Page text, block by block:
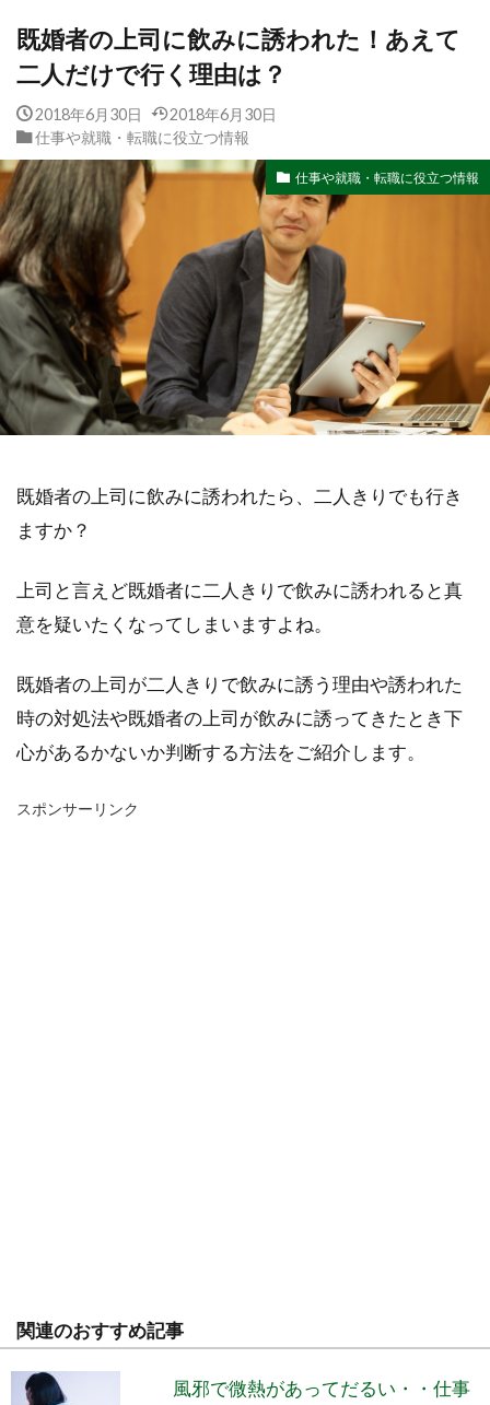
既婚者の上司に飲みに誘われた！あえて
二人だけで行く理由は？
2018年6月30日
2018年6月30日
仕事や就職・転職に役立つ情報
仕事や就職・転職に役立つ情報
既婚者の上司に飲みに誘われたら、二人きりでも行き
ますか？
上司と言えど既婚者に二人きりで飲みに誘われると真
意を疑いたくなってしまいますよね。
既婚者の上司が二人きりで飲みに誘う理由や誘われた
時の対処法や既婚者の上司が飲みに誘ってきたとき下
心があるかないか判断する方法をご紹介します。
スポンサーリンク
関連のおすすめ記事
風邪で微熱があってだるい・・仕事